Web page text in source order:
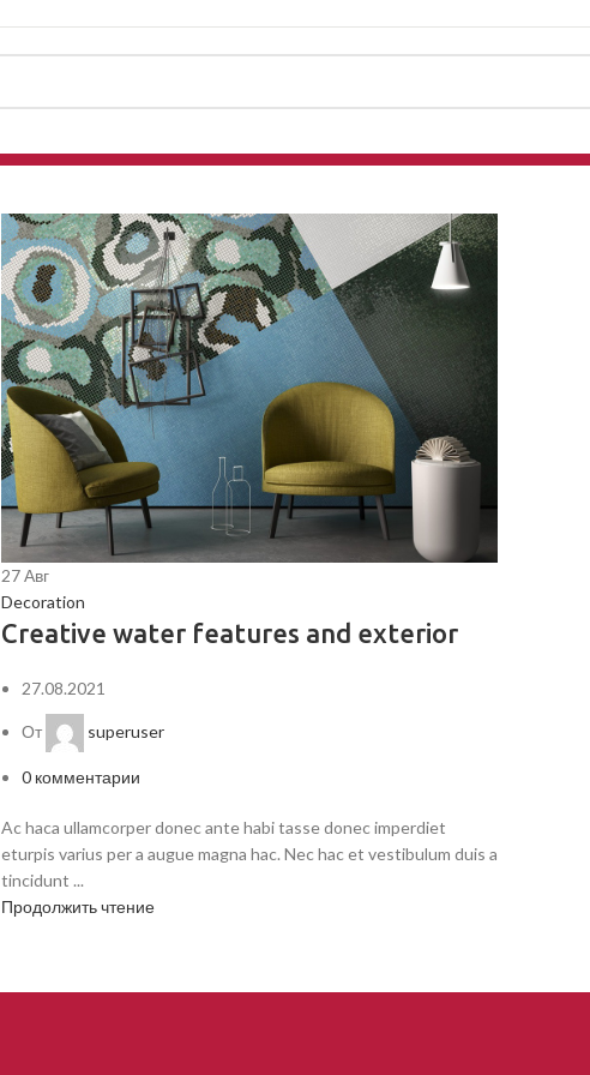
27Авг
Decoration
Creative water features and exterior
27.08.2021
От superuser
0 комментарии
Ac haca ullamcorper donec ante habi tasse donec imperdiet
eturpis varius per a augue magna hac. Nec hac et vestibulum duis a
tincidunt ...
Продолжить чтение